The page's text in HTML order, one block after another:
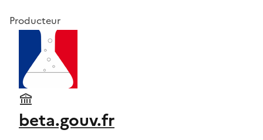
Producteur
beta.gouv.fr